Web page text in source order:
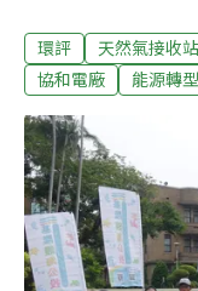
違法、立即散會、
評主席簡連貴最後
對於突發狀況感到
審慎評估四接東移
四部燃油機組，新
興建兩座液化天然
移」方案（又稱3.0
面積縮減22%、填
環評 天然氣接收站
協和電廠
能源轉型